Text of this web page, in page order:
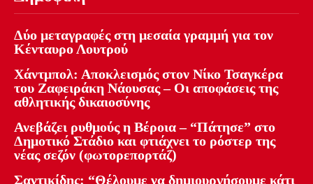
Δύο μεταγραφές στη μεσαία γραμμή για τον
Κένταυρο Λουτρού
Χάντμπολ: Αποκλεισμός στον Νίκο Τσαγκέρα
του Ζαφειράκη Νάουσας – Οι αποφάσεις της
αθλητικής δικαιοσύνης
Ανεβάζει ρυθμούς η Βέροια – “Πάτησε” στο
Δημοτικό Στάδιο και φτιάχνει το ρόστερ της
νέας σεζόν (φωτορεπορτάζ)
Σαντικίδης: “Θέλουμε να δημιουργήσουμε κάτι